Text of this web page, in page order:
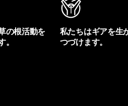
の根活動を
。
私たちはギアを生
つづけます。